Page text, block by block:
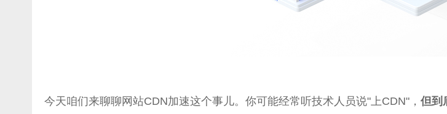
今天咱们来聊聊网站CDN加速这个事儿。你可能经常听技术人员说"上CDN"， 但到